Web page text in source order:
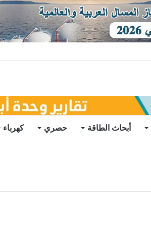
أبحاث الطاقة حصري كهرباء